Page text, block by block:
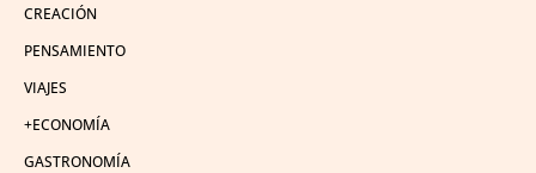
CREACIÓN
PENSAMIENTO
VIAJES
+ECONOMÍA
GASTRONOMÍA